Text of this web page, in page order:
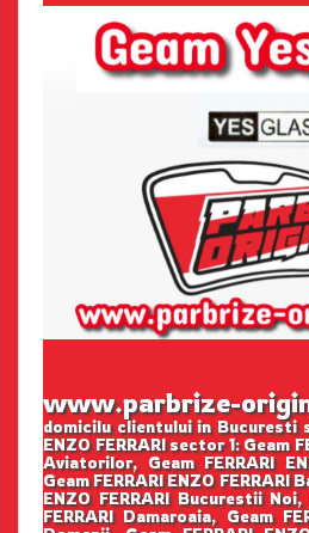
www.parbrize-
domicilu clientului in Bucuresti
ENZO FERRARI sector 1: Geam
Aviatorilor, Geam FERRARI
Geam FERRARI ENZO FERRARI
ENZO FERRARI Bucurestii Noi,
FERRARI Damaroaia, Geam